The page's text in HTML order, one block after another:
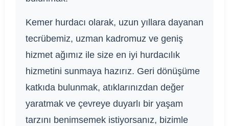
Kemer hurdacı olarak, uzun yıllara dayanan
tecrübemiz, uzman kadromuz ve geniş
hizmet ağımız ile size en iyi hurdacılık
hizmetini sunmaya hazırız. Geri dönüşüme
katkıda bulunmak, atıklarınızdan değer
yaratmak ve çevreye duyarlı bir yaşam
tarzını benimsemek istiyorsanız, bizimle